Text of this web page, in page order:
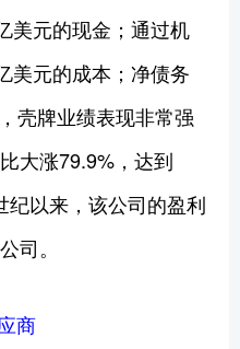
美元的现金；通过机
美元的成本；净债务
壳牌业绩表现非常强
大涨79.9%，达到
以来，该公司的盈利
司。
商